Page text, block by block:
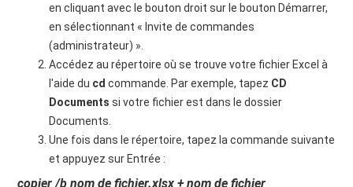
en cliquant avec le bouton droit sur le bouton Démarrer,
en sélectionnant « Invite de commandes
(administrateur) ».
Accédez au répertoire où se trouve votre fichier Excel à
l'aide du cd commande. Par exemple, tapez CD
Documents si votre fichier est dans le dossier
Documents.
Une fois dans le répertoire, tapez la commande suivante
et appuyez sur Entrée :
copier /b nom de fichier.xlsx + nom de fichier